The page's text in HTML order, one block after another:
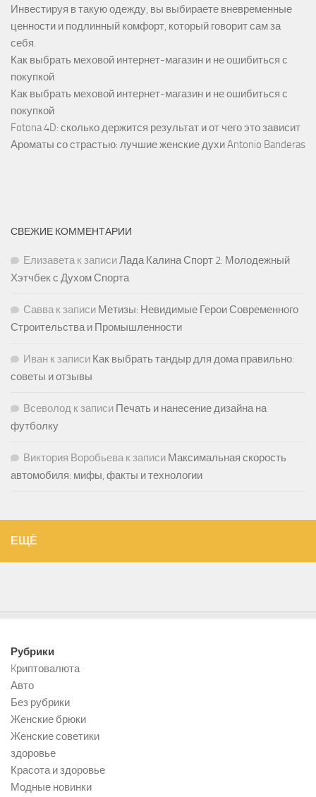
Инвестируя в такую одежду, вы выбираете вневременные
ценности и подлинный комфорт, который говорит сам за
себя.
Как выбрать меховой интернет-магазин и не ошибиться с
покупкой
Как выбрать меховой интернет-магазин и не ошибиться с
покупкой
Fotona 4D: сколько держится результат и от чего это зависит
Ароматы со страстью: лучшие женские духи Antonio Banderas
СВЕЖИЕ КОММЕНТАРИИ
Елизаветак записиЛада Калина Спорт 2: Молодежный
Хэтчбек с Духом Спорта
Саввак записи Метизы: Невидимые Герои Современного
Строительства и Промышленности
Иван к записи Как выбрать тандыр для дома правильно:
советы и отзывы
Всеволод к записи Печать и нанесение дизайна на
футболку
Виктория Воробьевак записи Максимальная скорость
автомобиля: мифы, факты и технологии
ЕЩЁ
Рубрики
Kриптовалюта
Авто
Без рубрики
Женские брюки
Женские советики
здоровье
Красота и здоровье
Модные новинки